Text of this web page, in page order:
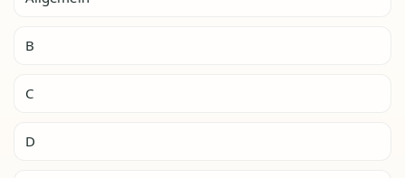
B
C
D